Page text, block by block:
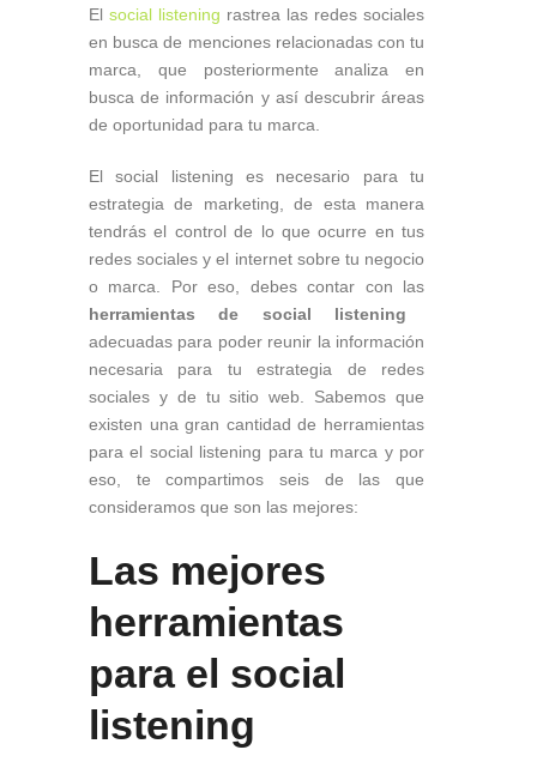
El social listening rastrea las redes sociales
en busca de menciones relacionadas con tu
marca, que posteriormente analiza en
busca de información y así descubrir áreas
de oportunidad para tu marca.
El social listening es necesario para tu
estrategia de marketing, de esta manera
tendrás el control de lo que ocurre en tus
redes sociales y el internet sobre tu negocio
o marca. Por eso, debes contar con las
herramientas de social listening
adecuadas para poder reunir la información
necesaria para tu estrategia de redes
sociales y de tu sitio web. Sabemos que
existen una gran cantidad de herramientas
para el social listening para tu marca y por
eso, te compartimos seis de las que
consideramos que son las mejores:
Las mejores
herramientas
para el social
listening